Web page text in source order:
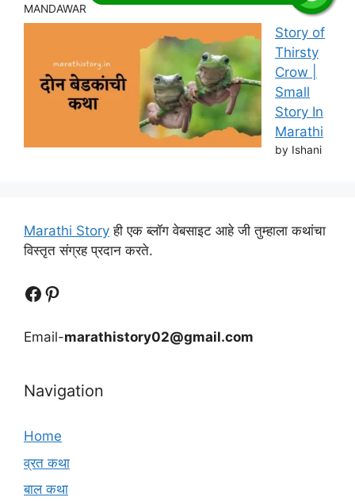
MANDAWAR
Story of
Thirsty
Crow |
Small
Story In
Marathi
by Ishani
Marathi Story ही एक ब्लॉग वेबसाइट आहे जी तुम्हाला कथांचा
विस्तृत संग्रह प्रदान करते.
Follow UsFollow us
Email-marathistory02@gmail.com
Navigation
Home
व्रत कथा
बाल कथा